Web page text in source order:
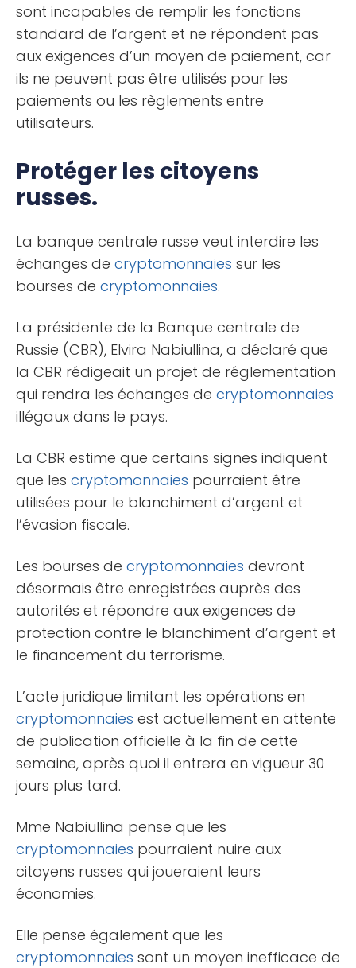
sont incapables de remplir les fonctions
standard de l’argent et ne répondent pas
aux exigences d’un moyen de paiement, car
ils ne peuvent pas être utilisés pour les
paiements ou les règlements entre
utilisateurs.
Protéger les citoyens
russes.
La banque centrale russe veut interdire les
échanges de cryptomonnaies sur les
bourses de cryptomonnaies.
La présidente de la Banque centrale de
Russie (CBR), Elvira Nabiullina, a déclaré que
la CBR rédigeait un projet de réglementation
qui rendra les échanges de cryptomonnaies
illégaux dans le pays.
La CBR estime que certains signes indiquent
que les cryptomonnaies pourraient être
utilisées pour le blanchiment d’argent et
l’évasion fiscale.
Les bourses de cryptomonnaies devront
désormais être enregistrées auprès des
autorités et répondre aux exigences de
protection contre le blanchiment d’argent et
le financement du terrorisme.
L’acte juridique limitant les opérations en
cryptomonnaies est actuellement en attente
de publication officielle à la fin de cette
semaine, après quoi il entrera en vigueur 30
jours plus tard.
Mme Nabiullina pense que les
cryptomonnaies pourraient nuire aux
citoyens russes qui joueraient leurs
économies.
Elle pense également que les
cryptomonnaies sont un moyen inefficace de